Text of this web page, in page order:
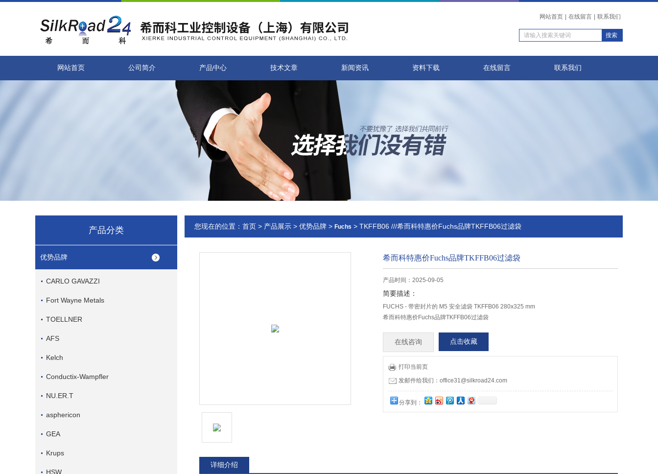
网站首页 在线留言 联系我们
网站首页 公司简介 产品中心 技术文章 新闻资讯 资料下载 在线留言 联系我们
产品分类
优势品牌
CARLO GAVAZZI
Fort Wayne Metals
TOELLNER
AFS
Kelch
Conductix-Wampfler
NU.ER.T
asphericon
GEA
Krups
HSW
您现在的位置： 首页 > 产品展示 > 优势品牌 > Fuchs > TKFFB06 ///希而科特惠价Fuchs品牌TKFFB06过滤袋
希而科特惠价Fuchs品牌TKFFB06过滤袋
产品时间：2025-09-05
简要描述：
FUCHS - 带密封片的 M5 安全滤袋 TKFFB06 280x325 mm
希而科特惠价Fuchs品牌TKFFB06过滤袋
在线咨询 点击收藏
打印当前页
发邮件给我们：office31@silkroad24.com
分享到：
详细介绍